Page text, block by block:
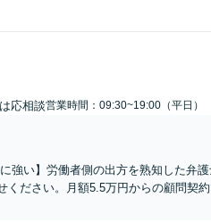
応相談営業時間：09:30~19:00（平日）
強い】労働者側の出方を熟知した弁
ください。月額5.5万円からの顧問契